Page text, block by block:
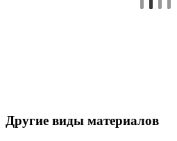
Другие виды материалов